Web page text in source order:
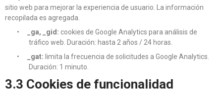
sitio web para mejorar la experiencia de usuario. La información
recopilada es agregada.
•
_ga, _gid: cookies de Google Analytics para análisis de
tráfico web. Duración: hasta 2 años / 24 horas.
•
_gat: limita la frecuencia de solicitudes a Google Analytics.
Duración: 1 minuto.
3.3 Cookies de funcionalidad